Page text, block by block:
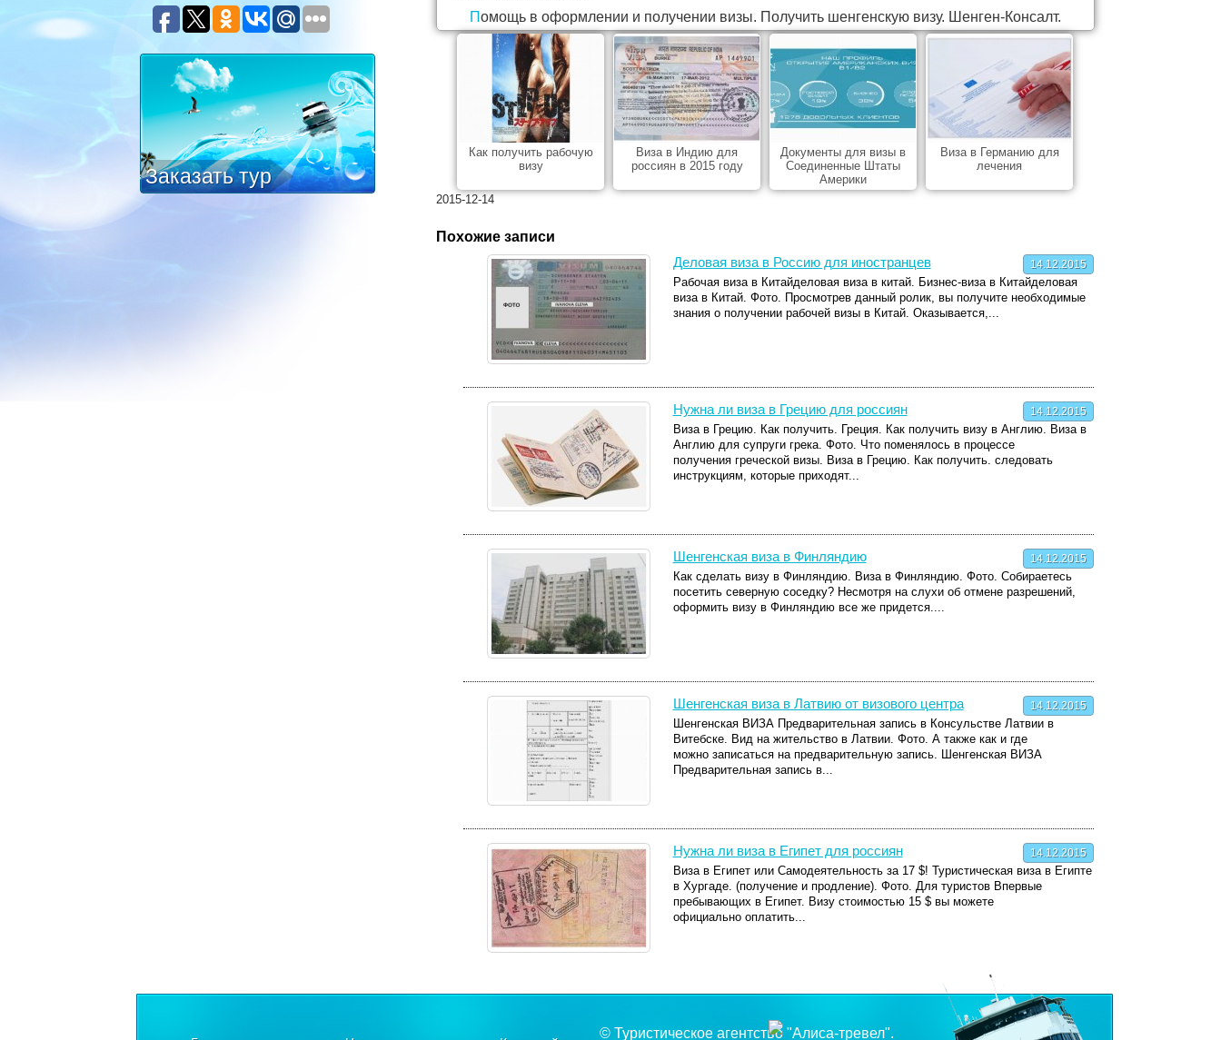
Заказать тур
Помощь в оформлении и получении визы. Получить шенгенскую визу. Шенген-Консалт.
Как получить рабочую
визу
Виза в Индию для
россиян в 2015 году
Документы для визы в
Соединенные Штаты
Америки
Виза в Германию для
лечения
2015-12-14
Похожие записи
14.12.2015
Деловая виза в Россию для иностранцев
Рабочая виза в Китайделовая виза в китай. Бизнес-виза в Китайделовая
виза в Китай. Фото. Просмотрев данный ролик, вы получите необходимые
знания о получении рабочей визы в Китай. Оказывается,...
14.12.2015
Нужна ли виза в Грецию для россиян
Виза в Грецию. Как получить. Греция. Как получить визу в Англию. Виза в
Англию для супруги грека. Фото. Что поменялось в процессе
получения греческой визы. Виза в Грецию. Как получить. следовать
инструкциям, которые приходят...
14.12.2015
Шенгенская виза в Финляндию
Как сделать визу в Финляндию. Виза в Финляндию. Фото. Собираетесь
посетить северную соседку? Несмотря на слухи об отмене разрешений,
оформить визу в Финляндию все же придется....
14.12.2015
Шенгенская виза в Латвию от визового центра
Шенгенская ВИЗА Предварительная запись в Консульстве Латвии в
Витебске. Вид на жительство в Латвии. Фото. А также как и где
можно записаться на предварительную запись. Шенгенская ВИЗА
Предварительная запись в...
14.12.2015
Нужна ли виза в Египет для россиян
Виза в Египет или Самодеятельность за 17 $! Туристическая виза в Египте
в Хургаде. (получение и продление). Фото. Для туристов Впервые
пребывающих в Египет. Визу стоимостью 15 $ вы можете
официально оплатить...
© Туристическое агентство "Алиса-тревел".